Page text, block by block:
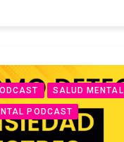
SALUD MENTAL
PODCAST